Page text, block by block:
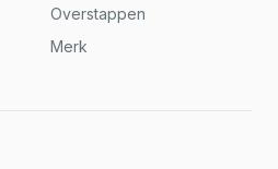
Overstappen
Merk